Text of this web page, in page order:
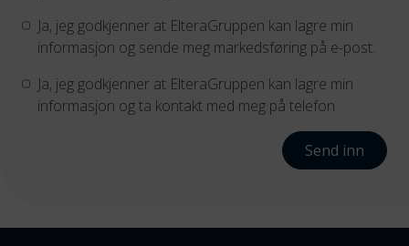
Ja, jeg godkjenner at ElteraGruppen kan lagre min
informasjon og sende meg markedsføring på e-post.
Ja, jeg godkjenner at ElteraGruppen kan lagre min
informasjon og ta kontakt med meg på telefon
Send inn